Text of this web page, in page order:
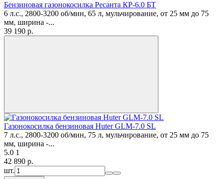
Бензиновая газонокосилка Ресанта КР-6.0 БТ
6 л.с., 2800-3200 об/мин, 65 л, мульчирование, от 25 мм до 75
мм, ширина -...
39 190 p.
Газонокосилка бензиновая Huter GLM-7.0 SL
7 л.с., 2800-3200 об/мин, 75 л, мульчирование, от 25 мм до 75
мм, ширина -...
5.0 1
42 890 p.
шт.